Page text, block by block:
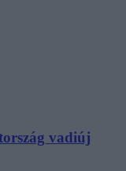
vadiúj